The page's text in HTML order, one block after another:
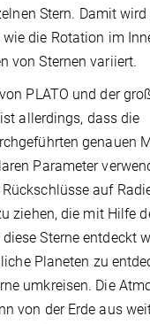
Stern. Damit
die Rotation im
von Sternen variiert.
PLATO und der
allerdings, dass die
genauen
Parameter
auf
ziehen, die mit Hilfe
Sterne entdeckt
Planeten zu
umkreisen. Die
von der Erde aus